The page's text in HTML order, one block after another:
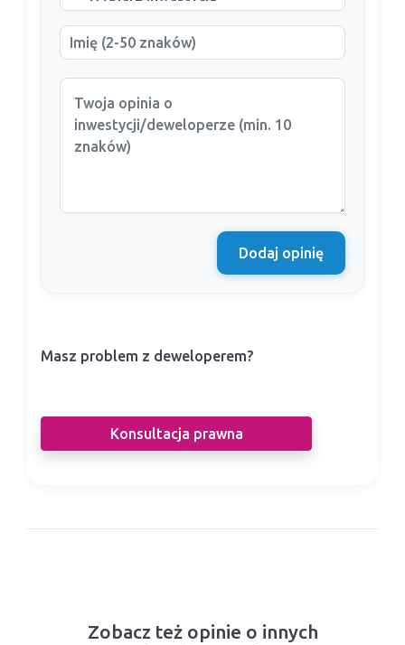
Dodaj opinię
Masz problem z deweloperem?
Konsultacja prawna
Zobacz też opinie o innych